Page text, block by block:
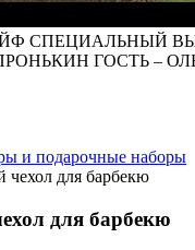
СПЕЦИАЛЬНЫЙ
ГОСТЬ –
и подарочные наборы
чехол для барбекю
для барбекю